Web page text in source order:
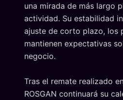
una mirada de más largo
actividad. Su estabilidad
ajuste de corto plazo, los
mantienen expectativas
negocio.
Tras el remate realizado
ROSGAN continuará su